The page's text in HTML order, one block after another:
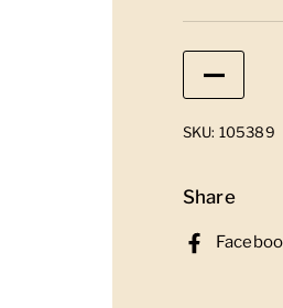
Anzahl
SKU: 105389
Share